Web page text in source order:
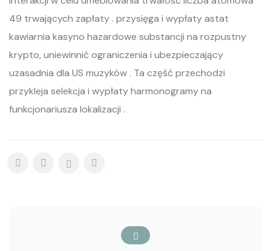
49 trwających zapłaty . przysięga i wypłaty astat
kawiarnia kasyno hazardowe substancji na rozpustny
krypto, uniewinnić ograniczenia i ubezpieczający
uzasadnia dla US muzyków . Ta część przechodzi
przykleja selekcja i wypłaty harmonogramy na
funkcjonariusza lokalizacji .